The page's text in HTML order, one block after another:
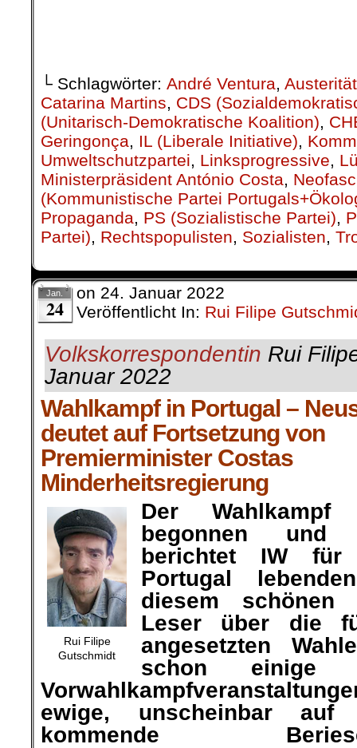
└ Schlagwörter: André Ventura,
Catarina Martins, CDS
(Unitarisch-Demokratische Koalition),
Geringonça, IL (Liberale Initiative),
Umweltschutzpartei, Linksprogressive,
Ministerpräsident António Costa,
(Kommunistische Partei
Propaganda, PS (Sozialistische Partei),
Partei), Rechtspopulisten, Sozialisten,
Jan.
24
on 24. Januar 2022
Veröffentlicht In: Rui Filipe
Volkskorrespondentin Rui
Januar 2022
Wahlkampf in Portugal –
deutet auf Fortsetzung von
Premierminister Costas
Minderheitsregierung
Rui Filipe
Gutschmidt
Der
begonnen und
berichtet IW
Portugal
diesem schönen
Leser über die
angesetzten
schon einige
ewige, unscheinbar auf
kommende